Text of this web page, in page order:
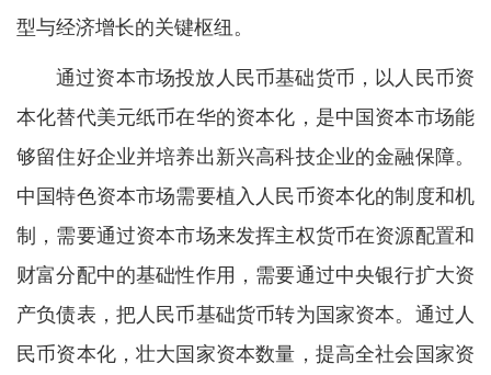
型与经济增长的关键枢纽。
通过资本市场投放人民币基础货币，以人民币资
本化替代美元纸币在华的资本化，是中国资本市场能
够留住好企业并培养出新兴高科技企业的金融保障。
中国特色资本市场需要植入人民币资本化的制度和机
制，需要通过资本市场来发挥主权货币在资源配置和
财富分配中的基础性作用，需要通过中央银行扩大资
产负债表，把人民币基础货币转为国家资本。通过人
民币资本化，壮大国家资本数量，提高全社会国家资